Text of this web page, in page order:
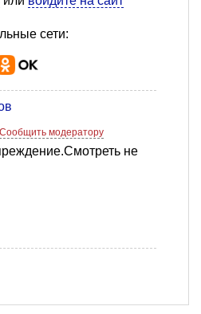
сети:
Сообщить модератору
не